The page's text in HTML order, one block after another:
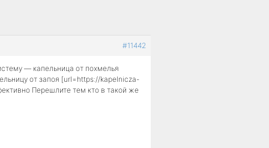
#11442
— капельница от похмелья
от запоя [url=https://kapelnicza-
Перешлите тем кто в такой же